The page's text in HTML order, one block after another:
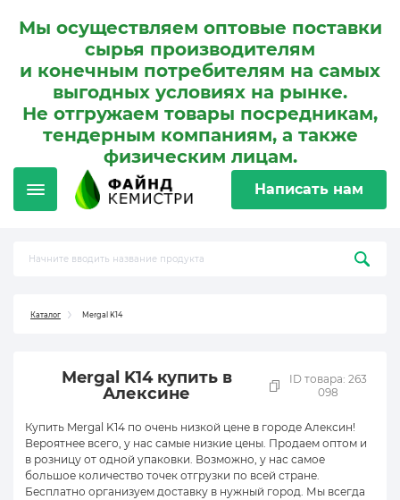
Мы осуществляем оптовые поставки
сырья производителям
и конечным потребителям на самых
выгодных условиях на рынке.
Не отгружаем товары посредникам,
тендерным компаниям, а также
физическим лицам.
Написать нам
Каталог Mergal K14
Mergal K14 купить в
Алексине
ID товара: 263
098
Купить Mergal K14 по очень низкой цене в городе Алексин!
Вероятнее всего, у нас самые низкие цены. Продаем оптом и
в розницу от одной упаковки. Возможно, у нас самое
большое количество точек отгрузки по всей стране.
Бесплатно организуем доставку в нужный город. Мы всегда